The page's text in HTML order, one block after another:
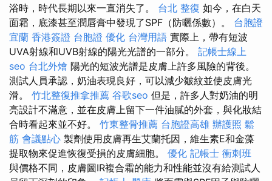
浴時，時代長期以來一直消失了。 台北 整復 如今，在白天
面霜，底漆甚至潤唇膏中發現了SPF（防曬係數）。 台胞證
宜蘭 香港簽證 台胞證 優化 台灣用語 實際上，帶有短波
UVA射線和UVB射線的陽光光譜的一部分。 記帳士線上
seo 台北外燴 陽光的短波光譜是皮膚上許多風險的背後。
測試人員承認，奶油表現良好，可以減少皺紋並使皮膚光
滑。 竹北整復推拿推薦 谷歌seo 但是，許多人對奶油的明
亮設計不滿意，並在皮膚上留下一件油膩的外套，與化妝結
合時看起來並不好。 竹東整骨推薦 台胞證高雄 辦護照 鬆
筋 會議點心 製劑使用皮膚再生艾蘭托因，維生素E和金藻
提取物來促進恢復受損的皮膚細胞。 優化 記帳士 衝刺班
與價格不同，皮膚圖IR複合霜的能力和性能並沒有給測試人